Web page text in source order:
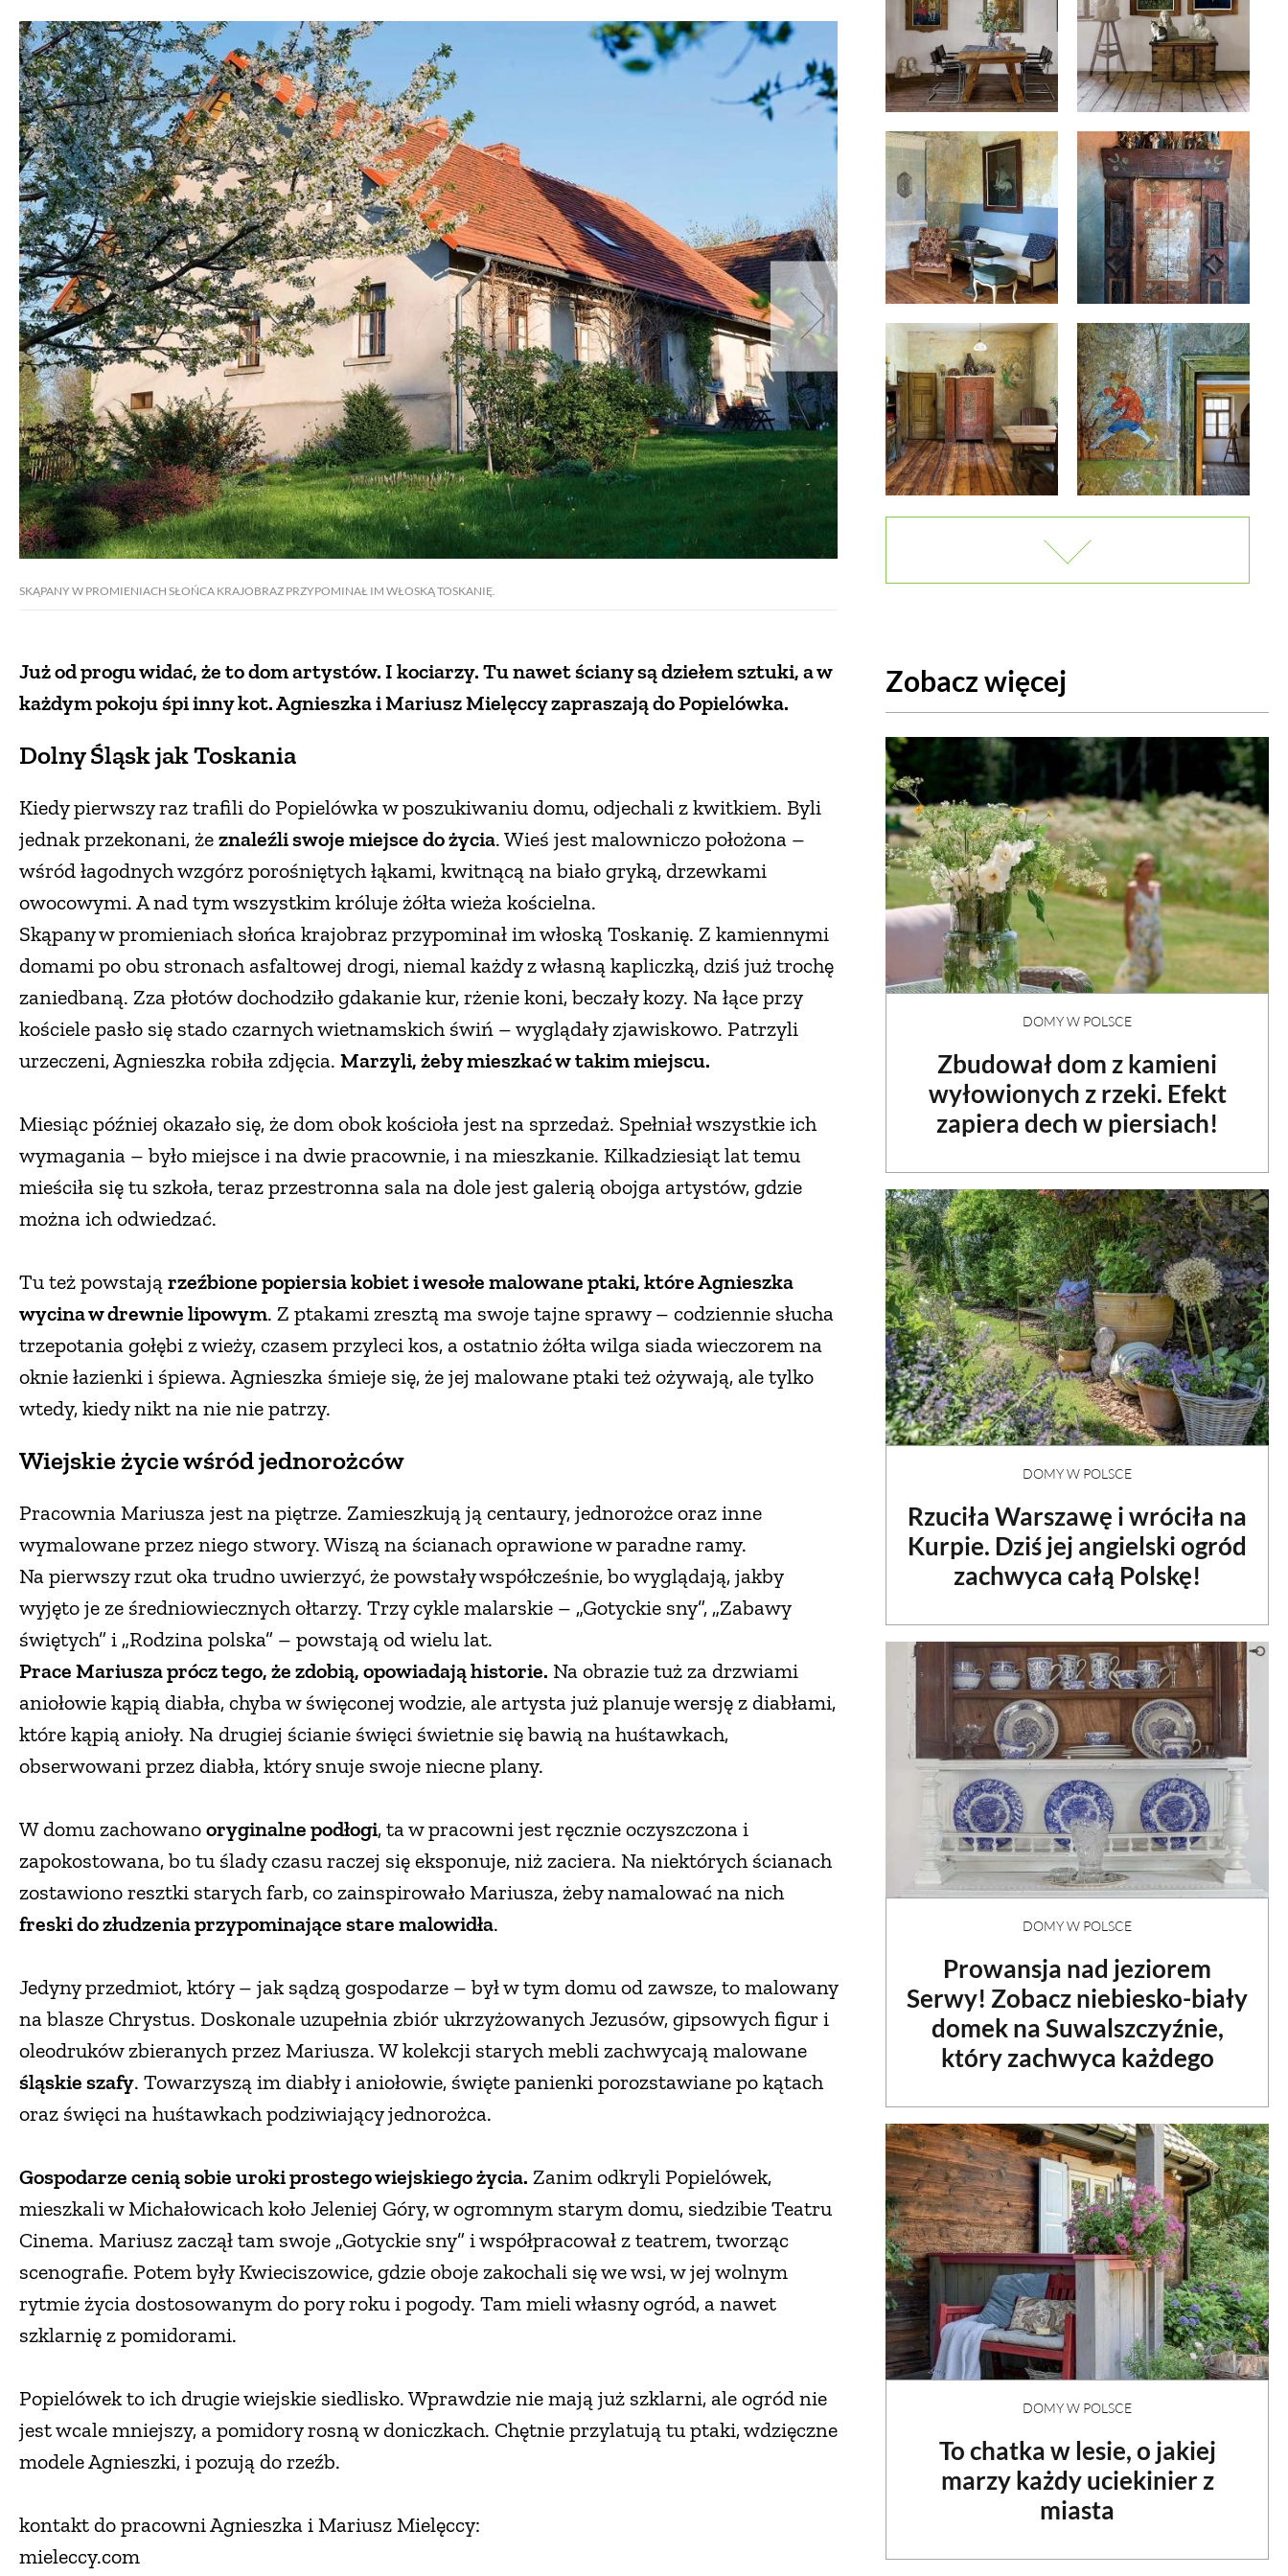
SKĄPANY W PROMIENIACH SŁOŃCA KRAJOBRAZ PRZYPOMINAŁ IM WŁOSKĄ TOSKANIĘ.
Już od progu widać, że to dom artystów. I kociarzy. Tu nawet ściany są dziełem sztuki, a w
każdym pokoju śpi inny kot. Agnieszka i Mariusz Mielęccy zapraszają do Popielówka.
Dolny Śląsk jak Toskania
Kiedy pierwszy raz trafili do Popielówka w poszukiwaniu domu, odjechali z kwitkiem. Byli
jednak przekonani, żeznaleźli swoje miejsce do życia. Wieś jest malowniczo położona –
wśród łagodnych wzgórz porośniętych łąkami, kwitnącą na biało gryką, drzewkami
owocowymi. A nad tym wszystkim króluje żółta wieża kościelna.
Skąpany w promieniach słońca krajobraz przypominał im włoską Toskanię. Z kamiennymi
domami po obu stronach asfaltowej drogi, niemal każdy z własną kapliczką, dziś już trochę
zaniedbaną. Zza płotów dochodziło gdakanie kur, rżenie koni, beczały kozy. Na łące przy
kościele pasło się stado czarnych wietnamskich świń – wyglądały zjawiskowo. Patrzyli
urzeczeni, Agnieszka robiła zdjęcia. Marzyli, żeby mieszkać w takim miejscu.
Miesiąc później okazało się, że dom obok kościoła jest na sprzedaż. Spełniał wszystkie ich
wymagania – było miejsce i na dwie pracownie, i na mieszkanie. Kilkadziesiąt lat temu
mieściła się tu szkoła, teraz przestronna sala na dole jest galerią obojga artystów, gdzie
można ich odwiedzać.
Tu też powstająrzeźbione popiersia kobiet i wesołe malowane ptaki, które Agnieszka
wycina w drewnie lipowym. Z ptakami zresztą ma swoje tajne sprawy – codziennie słucha
trzepotania gołębi z wieży, czasem przyleci kos, a ostatnio żółta wilga siada wieczorem na
oknie łazienki i śpiewa. Agnieszka śmieje się, że jej malowane ptaki też ożywają, ale tylko
wtedy, kiedy nikt na nie nie patrzy.
Wiejskie życie wśród jednorożców
Pracownia Mariusza jest na piętrze. Zamieszkują ją centaury, jednorożce oraz inne
wymalowane przez niego stwory. Wiszą na ścianach oprawione w paradne ramy.
Na pierwszy rzut oka trudno uwierzyć, że powstały współcześnie, bo wyglądają, jakby
wyjęto je ze średniowiecznych ołtarzy. Trzy cykle malarskie – „Gotyckie sny”, „Zabawy
świętych” i „Rodzina polska” – powstają od wielu lat.
Prace Mariusza prócz tego, że zdobią, opowiadają historie. Na obrazie tuż za drzwiami
aniołowie kąpią diabła, chyba w święconej wodzie, ale artysta już planuje wersję z diabłami,
które kąpią anioły. Na drugiej ścianie święci świetnie się bawią na huśtawkach,
obserwowani przez diabła, który snuje swoje niecne plany.
W domu zachowanooryginalne podłogi, ta w pracowni jest ręcznie oczyszczona i
zapokostowana, bo tu ślady czasu raczej się eksponuje, niż zaciera. Na niektórych ścianach
zostawiono resztki starych farb, co zainspirowało Mariusza, żeby namalować na nich
freski do złudzenia przypominające stare malowidła.
Jedyny przedmiot, który – jak sądzą gospodarze – był w tym domu od zawsze, to malowany
na blasze Chrystus. Doskonale uzupełnia zbiór ukrzyżowanych Jezusów, gipsowych figur i
oleodruków zbieranych przez Mariusza. W kolekcji starych mebli zachwycają malowane
śląskie szafy. Towarzyszą im diabły i aniołowie, święte panienki porozstawiane po kątach
oraz święci na huśtawkach podziwiający jednorożca.
Gospodarze cenią sobie uroki prostego wiejskiego życia. Zanim odkryli Popielówek,
mieszkali w Michałowicach koło Jeleniej Góry, w ogromnym starym domu, siedzibie Teatru
Cinema. Mariusz zaczął tam swoje „Gotyckie sny” i współpracował z teatrem, tworząc
scenografie. Potem były Kwieciszowice, gdzie oboje zakochali się we wsi, w jej wolnym
rytmie życia dostosowanym do pory roku i pogody. Tam mieli własny ogród, a nawet
szklarnię z pomidorami.
Popielówek to ich drugie wiejskie siedlisko. Wprawdzie nie mają już szklarni, ale ogród nie
jest wcale mniejszy, a pomidory rosną w doniczkach. Chętnie przylatują tu ptaki, wdzięczne
modele Agnieszki, i pozują do rzeźb.
kontakt do pracowni Agnieszka i Mariusz Mielęccy:
mieleccy.com
Zobacz więcej
DOMY W POLSCE
Zbudował dom z kamieni
wyłowionych z rzeki. Efekt
zapiera dech w piersiach!
DOMY W POLSCE
Rzuciła Warszawę i wróciła na
Kurpie. Dziś jej angielski ogród
zachwyca całą Polskę!
DOMY W POLSCE
Prowansja nad jeziorem
Serwy! Zobacz niebiesko-biały
domek na Suwalszczyźnie,
który zachwyca każdego
DOMY W POLSCE
To chatka w lesie, o jakiej
marzy każdy uciekinier z
miasta